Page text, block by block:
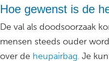
Hoe gewenst is de
De val als doodsoorzaak
mensen steeds ouder
over de heupairbag. Je